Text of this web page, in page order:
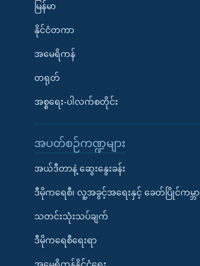
မြန်မာ
နိုင်ငံတကာ
အမေရိကန်
တရုတ်
အစ္စရေး-ပါလက်စတိုင်း
အပတ်စဉ်ကဏ္ဍများ
အယ်ဒီတာနဲ့ ဆွေးနွေးခန်း
ဒီမိုကရေစီ၊ လူ့အခွင့်အရေးနှင့် ခေတ်ပြိုင်ကမ္ဘာ
သတင်းသုံးသပ်ချက်
ဒီမိုကရေစီရေးရာ
အမေရိကန်နိုင်ငံရေး